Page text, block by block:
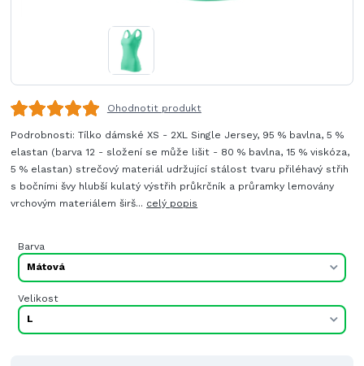
Ohodnotit produkt
Podrobnosti: Tílko dámské XS - 2XL Single Jersey, 95 % bavlna, 5 %
elastan (barva 12 - složení se může lišit - 80 % bavlna, 15 % viskóza,
5 % elastan) strečový materiál udržující stálost tvaru přiléhavý střih
s bočními švy hlubší kulatý výstřih průkrčník a průramky lemovány
vrchovým materiálem širš... celý popis
Barva
Velikost